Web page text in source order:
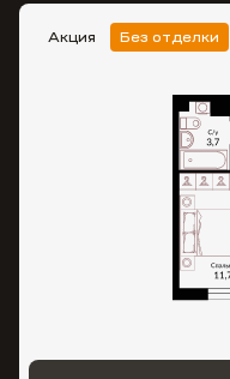
Акция Без отделки